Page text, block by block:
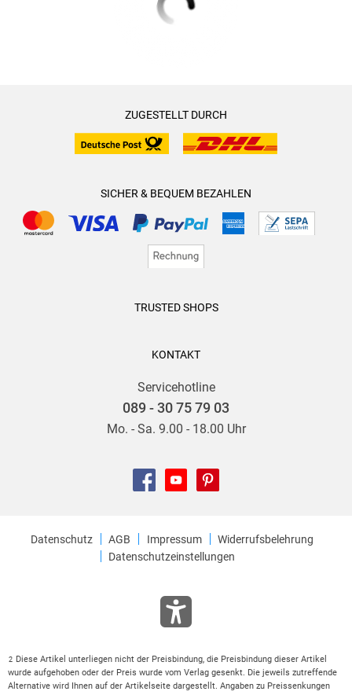
ZUGESTELLT DURCH
SICHER & BEQUEM BEZAHLEN
TRUSTED SHOPS
KONTAKT
Servicehotline
089 - 30 75 79 03
Mo. - Sa. 9.00 - 18.00 Uhr
Datenschutz AGB Impressum
Widerrufsbelehrung
Datenschutzeinstellungen
2 Diese Artikel unterliegen nicht der Preisbindung, die Preisbindung dieser Artikel
wurde aufgehoben oder der Preis wurde vom Verlag gesenkt. Die jeweils zutreffende
Alternative wird Ihnen auf der Artikelseite dargestellt. Angaben zu Preissenkungen